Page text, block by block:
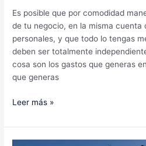
Es posible que por comodidad
de tu negocio, en la misma cuenta
personales, y que todo lo tengas
deben ser totalmente
cosa son los gastos que generas
que generas
Leer más »